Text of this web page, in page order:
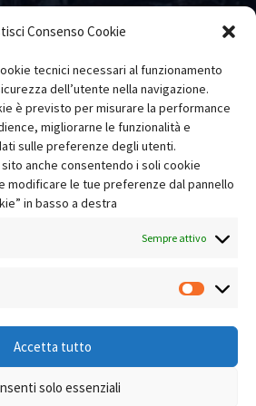
Consenso Cookie
tecnici necessari al funzionamento
dell’utente nella navigazione.
è previsto per misurare la performance
migliorarne le funzionalità e
sulle preferenze degli utenti.
anche consentendo i soli cookie
modificare le tue preferenze dal pannello
in basso a destra
Sempre attivo
Accetta tutto
solo essenziali
i cookie marketing e
questo contenuto